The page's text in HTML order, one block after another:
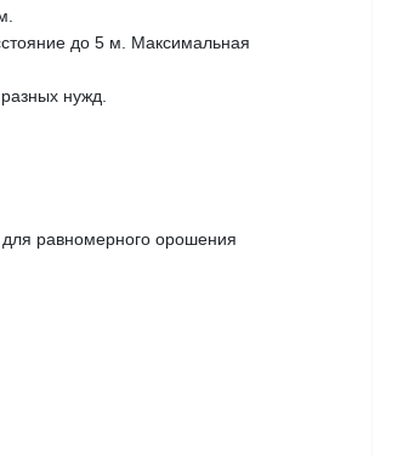
до 5 м. Максимальная
нужд.
для равномерного орошения